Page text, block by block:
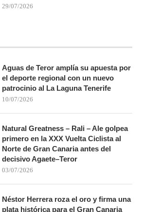
29/07/2026
Aguas de Teror amplía su apuesta por
el deporte regional con un nuevo
patrocinio al La Laguna Tenerife
10/07/2026
Natural Greatness – Rali – Ale golpea
primero en la XXX Vuelta Ciclista al
Norte de Gran Canaria antes del
decisivo Agaete–Teror
03/07/2026
Néstor Herrera roza el oro y firma una
plata histórica para el Gran Canaria